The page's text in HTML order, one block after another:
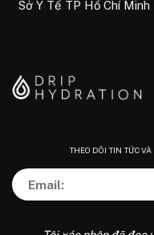
Sở Y Tế TP Hồ Chí Minh
THEO DÕI TIN TỨC